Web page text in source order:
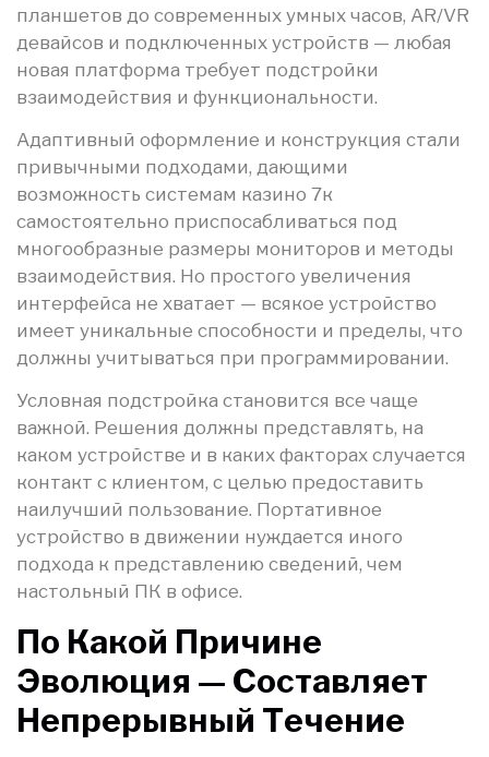
планшетов до современных умных часов, AR/VR
девайсов и подключенных устройств — любая
новая платформа требует подстройки
взаимодействия и функциональности.
Адаптивный оформление и конструкция стали
привычными подходами, дающими
возможность системам казино 7к
самостоятельно приспосабливаться под
многообразные размеры мониторов и методы
взаимодействия. Но простого увеличения
интерфейса не хватает — всякое устройство
имеет уникальные способности и пределы, что
должны учитываться при программировании.
Условная подстройка становится все чаще
важной. Решения должны представлять, на
каком устройстве и в каких факторах случается
контакт с клиентом, с целью предоставить
наилучший пользование. Портативное
устройство в движении нуждается иного
подхода к представлению сведений, чем
настольный ПК в офисе.
По Какой Причине
Эволюция — Составляет
Непрерывный Течение